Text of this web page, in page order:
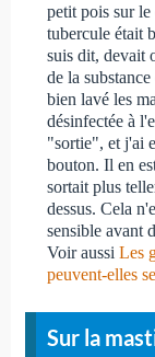
petit pois sur
tubercule était
suis dit, devait
de la
bien lavé les
désinfectée à
"sortie", et j'ai
bouton. Il en
sortait plus
dessus. Cela
sensible avant
Voir aussi Les
peuvent-elles
Sur la